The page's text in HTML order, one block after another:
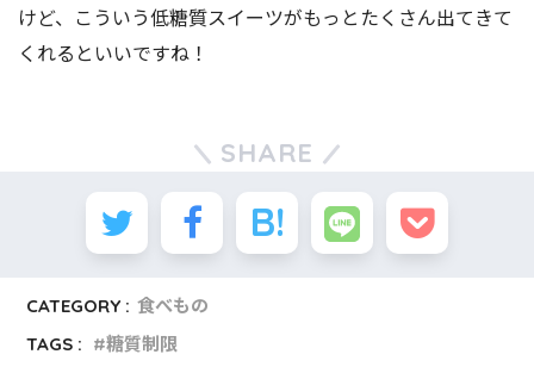
けど、こういう低糖質スイーツがもっとたくさん出てきて
くれるといいですね！
SHARE
CATEGORY : 食べもの
TAGS :
糖質制限